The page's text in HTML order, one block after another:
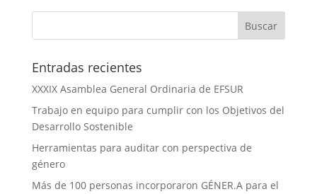
Entradas recientes
XXXIX Asamblea General Ordinaria de EFSUR
Trabajo en equipo para cumplir con los Objetivos del
Desarrollo Sostenible
Herramientas para auditar con perspectiva de
género
Más de 100 personas incorporaron GÉNER.A para el